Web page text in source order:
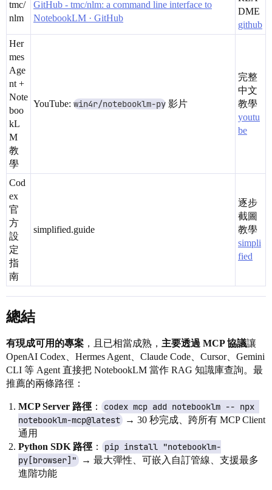
tmc/
nlm
GitHub - tmc/nlm: a command line interface to
NotebookLM · GitHub
DME
github
Her
mes
Age
nt +
Note
boo
kL
M
教
學
YouTube: win4r/notebooklm-py 影片
完整
中文
教學
youtu
be
Cod
ex
官
方
設
定
指
南
simplified.guide
逐步
截圖
教學
simpli
fied
總結
有現成可用的專案 ，且已相當成熟， 主要透過 MCP 協議讓
OpenAI Codex、Hermes Agent、Claude Code、Cursor、Gemini
CLI 等 Agent 直接把 NotebookLM 當作 RAG 知識庫查詢。最
推薦的兩條路徑：
MCP Server 路徑 ：
codex mcp add notebooklm -- npx
notebooklm-mcp@latest
→ 30 秒完成、跨所有 MCP Client
通用
Python SDK 路徑 ：
pip install "notebooklm-
py[browser]"
→ 最大彈性、可嵌入自訂管線、支援最多
進階功能